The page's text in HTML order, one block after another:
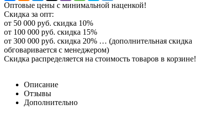
Оптовые цены с минимальной наценкой!
Скидка за опт:
от 50 000 руб. скидка 10%
от 100 000 руб. скидка 15%
от 300 000 руб. скидка 20% … (дополнительная скидка
обговаривается с менеджером)
Скидка распределяется на стоимость товаров в корзине!
Описание
Отзывы
Дополнительно